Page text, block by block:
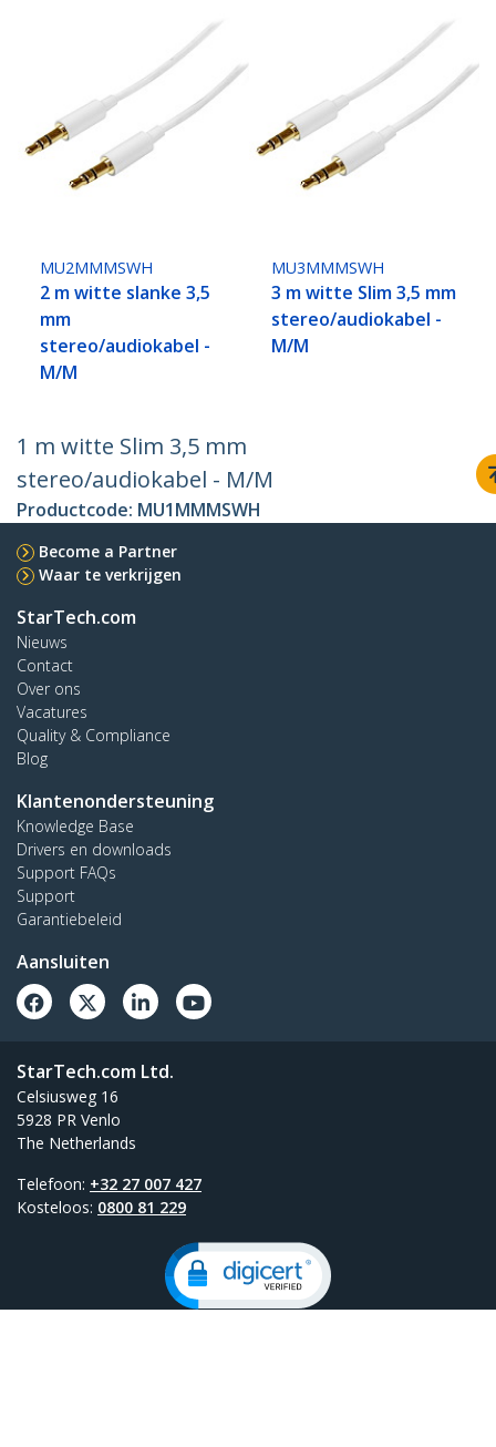
MU2MMMSWH
2 m witte slanke 3,5
mm
stereo/audiokabel -
M/M
MU3MMMSWH
3 m witte Slim 3,5 mm
stereo/audiokabel -
M/M
1 m witte Slim 3,5 mm
stereo/audiokabel - M/M
Productcode: MU1MMMSWH
Become a Partner
Waar te verkrijgen
StarTech.com
Nieuws
Contact
Over ons
Vacatures
Quality & Compliance
Blog
Klantenondersteuning
Knowledge Base
Drivers en downloads
Support FAQs
Support
Garantiebeleid
Aansluiten
StarTech.com Ltd.
Celsiusweg 16
5928 PR Venlo
The Netherlands
Telefoon: +32 27 007 427
Kosteloos: 0800 81 229